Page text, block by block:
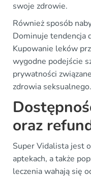
swoje zdrowie.
Również sposób
Dominuje tendencja
Kupowanie leków
wygodne podejście
prywatności
zdrowia seksualnego.
oraz
Super Vidalista jest
aptekach, a także
leczenia wahają się